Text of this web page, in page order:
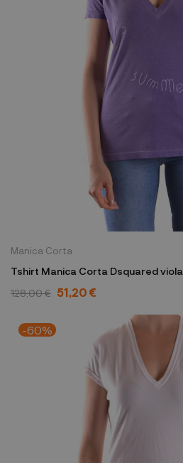
Manica Corta
Tshirt Manica Corta Dsquared viola
128,00 € 51,20 €
-60%